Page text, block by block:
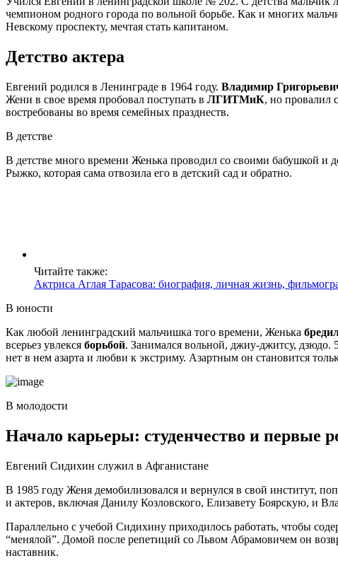
чемпионом родного города по вольной борьбе. Как и многих
Невскому проспекту, мечтая стать капитаном.
Детство актера
Евгений родился в Ленинграде в 1964 году. Владимир
Жени в свое время пробовал поступать в ЛГИТМиК, но провалил
востребованы во время семейных празднеств.
В детстве
В детстве много времени Женька проводил со своими бабушкой и
Рыжко, которая сама отвозила его в детский сад и обратно.
Читайте также:
Актриса Аглая Тарасова: биография, личная жизнь,
В юности
Как любой ленинградский мальчишка того времени, Женька
всерьез увлекся борьбой. Занимался вольной, джиу-джитсу, дзюдо.
нет в нем азарта и любви к экстриму. Азартным он становится
В молодости
Начало карьеры: студенчество и первые
Евгений Сидихин служил в Афганистане
В 1985 году Женя демобилизовался и вернулся в свой институт,
и актеров, включая Данилу Козловского, Елизавету Боярскую, и
Параллельно с учебой Сидихину приходилось работать, чтобы
“менялой”. Домой после репетиций со Львом Абрамовичем он
наставник.